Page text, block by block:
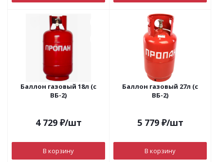
Баллон газовый 18л (с
ВБ-2)
4 729₽/шт
В корзину
Баллон газовый 27л (с
ВБ-2)
5 779₽/шт
В корзину